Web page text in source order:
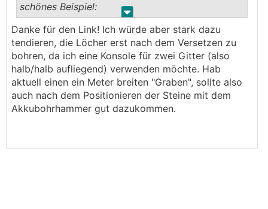
. .
schönes Beispiel:
https://www.energiesparhaus.at/forum-modernes
-efh-198-m/70632_6#849005
Danke für den Link! Ich würde aber stark dazu
tendieren, die Löcher erst nach dem Versetzen zu
bohren, da ich eine Konsole für zwei Gitter (also
halb/halb aufliegend) verwenden möchte. Hab
aktuell einen ein Meter breiten "Graben", sollte also
auch nach dem Positionieren der Steine mit dem
Akkubohrhammer gut dazukommen.